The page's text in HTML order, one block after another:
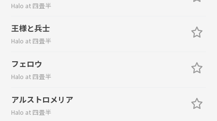
Halo at 四畳半
王様と兵士
Halo at 四畳半
フェロウ
Halo at 四畳半
アルストロメリア
Halo at 四畳半